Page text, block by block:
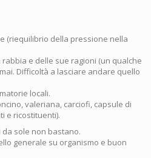
(riequilibrio della pressione nella
e delle sue ragioni (un qualche
Difficoltà a lasciare andare quello
locali.
valeriana, carciofi, capsule di
e ricostituenti).
sole non bastano.
generale su organismo e buon